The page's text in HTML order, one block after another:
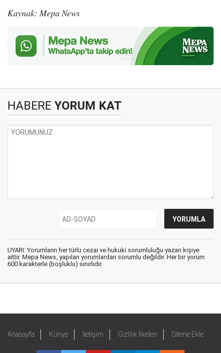
Kaynak: Mepa News
HABERE YORUM KAT
UYARI: Yorumların her türlü cezai ve hukuki sorumluluğu yazan kişiye
aittir. Mepa News, yapılan yorumlardan sorumlu değildir. Her bir yorum
600 karakterle (boşluklu) sınırlıdır.
Anasayfa Künye İletişim Gizlilik İlkeleri Sitene Ekle